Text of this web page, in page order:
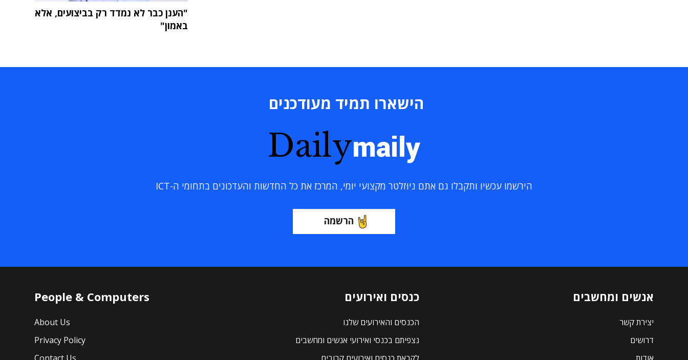
"הענן כבר לא נמדד רק בביצועים, אלא
באמון"
הישארו תמיד מעודכנים
Dailymaily
הירשמו עכשיו ותקבלו גם אתם ניוזלטר מקצועי יומי, המרכז את כל החדשות והעדכונים בתחומי ה-ICT
הרשמה
אנשים ומחשבים
יצירת קשר
דרושים
כנסים ואירועים
הכנסים והאירועים שלנו
נצפיתם בכנסי ואירועי אנשים ומחשבים
People & Computers
About Us
Privacy Policy